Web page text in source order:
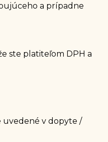
a prípadne
ste platiteľom DPH a
uvedené v dopyte /